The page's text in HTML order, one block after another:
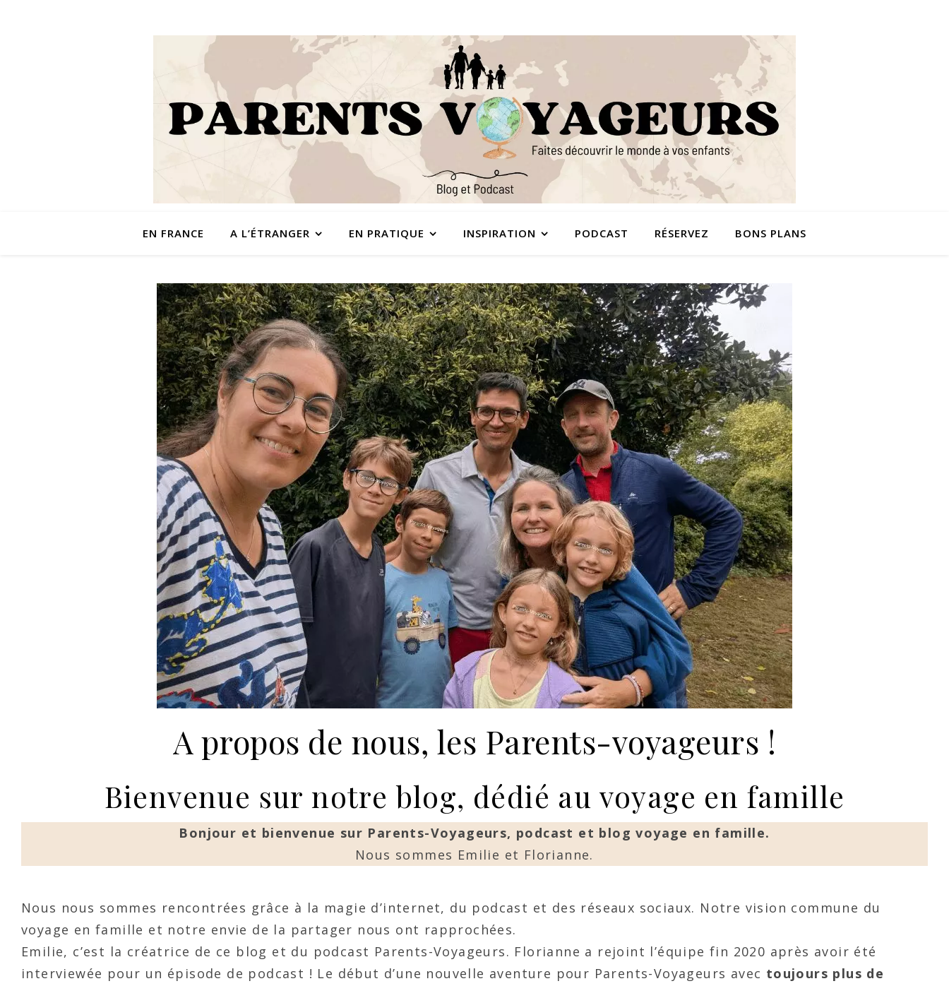
EN FRANCE A L’ÉTRANGER EN PRATIQUE INSPIRATION PODCAST RÉSERVEZ BONS PLANS
A propos de nous, les Parents-voyageurs !
Bienvenue sur notre blog, dédié au voyage en famille
Bonjour et bienvenue sur Parents-Voyageurs, podcast et blog voyage en famille.
Nous sommes Emilie et Florianne.
Nous nous sommes rencontrées grâce à la magie d’internet, du podcast et des réseaux sociaux. Notre vision commune du
voyage en famille et notre envie de la partager nous ont rapprochées.
Emilie, c’est la créatrice de ce blog et du podcast Parents-Voyageurs. Florianne a rejoint l’équipe fin 2020 après avoir été
interviewée pour un épisode de podcast ! Le début d’une nouvelle aventure pour Parents-Voyageurs avec toujours plus de